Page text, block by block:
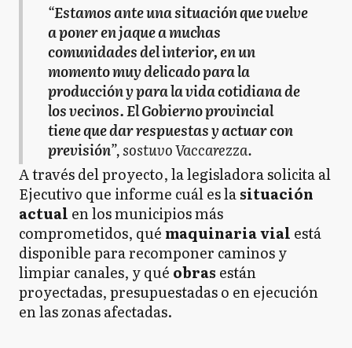
“Estamos ante una situación que vuelve
a poner en jaque a muchas
comunidades del interior, en un
momento muy delicado para la
producción y para la vida cotidiana de
los vecinos. El Gobierno provincial
tiene que dar respuestas y actuar con
previsión”, sostuvo Vaccarezza.
A través del proyecto, la legisladora solicita al
Ejecutivo que informe cuál es lasituación
actual en los municipios más
comprometidos, qué maquinaria vial está
disponible para recomponer caminos y
limpiar canales, y qué obras están
proyectadas, presupuestadas o en ejecución
en las zonas afectadas.